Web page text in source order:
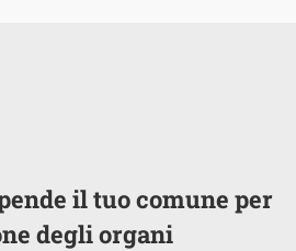
il tuo comune per
degli organi